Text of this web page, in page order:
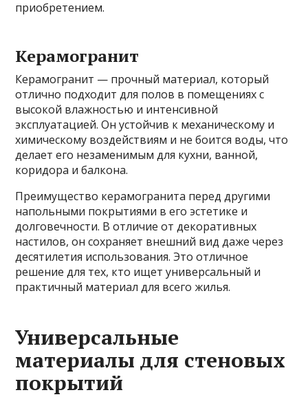
приобретением.
Керамогранит
Керамогранит — прочный материал, который
отлично подходит для полов в помещениях с
высокой влажностью и интенсивной
эксплуатацией. Он устойчив к механическому и
химическому воздействиям и не боится воды, что
делает его незаменимым для кухни, ванной,
коридора и балкона.
Преимущество керамогранита перед другими
напольными покрытиями в его эстетике и
долговечности. В отличие от декоративных
настилов, он сохраняет внешний вид даже через
десятилетия использования. Это отличное
решение для тех, кто ищет универсальный и
практичный материал для всего жилья.
Универсальные
материалы для стеновых
покрытий